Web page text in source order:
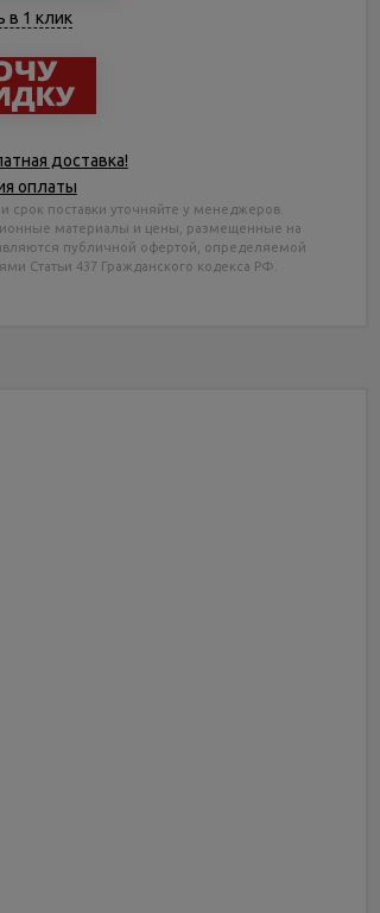
в 1 клик
доставка!
оплаты
срок поставки уточняйте у менеджеров.
материалы и цены, размещенные на
публичной офертой, определяемой
Статьи 437 Гражданского кодекса РФ.